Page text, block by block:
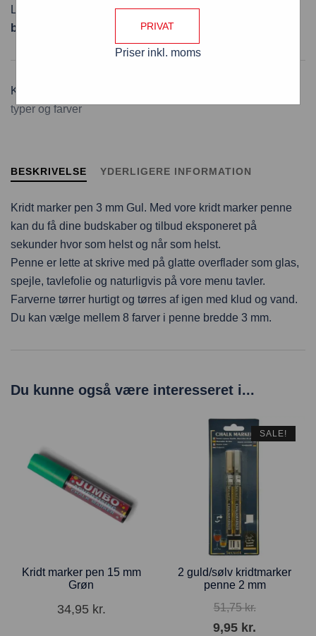
Levering:
Er på lager og leveres næste hverdag ved
bestilling inden kl. 13:00
Kategorier:
typer og farver
BESKRIVELSE YDERLIGERE INFORMATION
Kridt marker pen 3 mm Gul. Med vore kridt marker penne
kan du få dine budskaber og tilbud eksponeret på
sekunder hvor som helst og når som helst.
Penne er lette at skrive med på glatte overflader som glas,
spejle, tavlefolie og naturligvis på vore menu tavler.
Farverne tørrer hurtigt og tørres af igen med klud og vand.
Du kan vælge mellem 8 farver i penne bredde 3 mm.
Du kunne også være interesseret i...
Kridt marker pen 15 mm
Grøn
34,95 kr.
SALE!
2 guld/sølv kridtmarker
penne 2 mm
51,75kr.
9,95 kr.
PRIVAT
Priser inkl. moms